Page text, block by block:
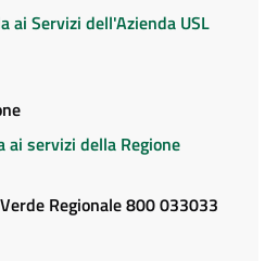
ai Servizi dell'Azienda USL
ai servizi della Regione
Regionale 800 033033